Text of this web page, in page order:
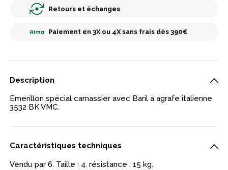
Retours et échanges
Paiement en 3X ou 4X sans frais dès 390€
Description
Emerillon spécial carnassier avec Baril à agrafe italienne
3532 BK VMC.
Caractéristiques techniques
Vendu par 6. Taille : 4. résistance : 15 kg.